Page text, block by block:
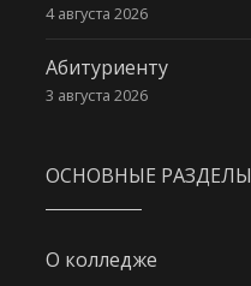
4 августа 2026
Абитуриенту
3 августа 2026
ОСНОВНЫЕ РАЗДЕЛЫ
О колледже